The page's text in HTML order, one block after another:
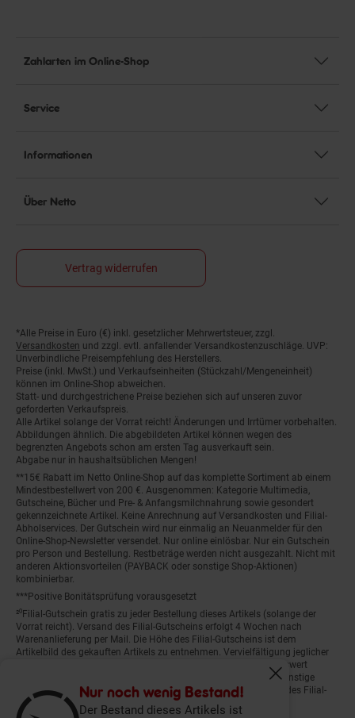
Nur noch wenig Bestand!
Der Bestand dieses Artikels ist
Fenster
Zahlarten im Online-Shop
Service
Informationen
Über Netto
Vertrag widerrufen
Fußnoten
*Alle Preise in Euro (€) inkl. gesetzlicher Mehrwertsteuer, zzgl.
Versandkosten und zzgl. evtl. anfallender Versandkostenzuschläge. UVP:
Unverbindliche Preisempfehlung des Herstellers.
Preise (inkl. MwSt.) und Verkaufseinheiten (Stückzahl/Mengeneinheit)
können im Online-Shop abweichen.
Statt- und durchgestrichene Preise beziehen sich auf unseren zuvor
geforderten Verkaufspreis.
Alle Artikel solange der Vorrat reicht! Änderungen und Irrtümer vorbehalten.
Abbildungen ähnlich. Die abgebildeten Artikel können wegen des
begrenzten Angebots schon am ersten Tag ausverkauft sein.
Abgabe nur in haushaltsüblichen Mengen!
**15€ Rabatt im Netto Online-Shop auf das komplette Sortiment ab einem
Mindestbestellwert von 200 €. Ausgenommen: Kategorie Multimedia,
Gutscheine, Bücher und Pre- & Anfangsmilchnahrung sowie gesondert
gekennzeichnete Artikel. Keine Anrechnung auf Versandkosten und Filial-
Abholservices. Der Gutschein wird nur einmalig an Neuanmelder für den
Online-Shop-Newsletter versendet. Nur online einlösbar. Nur ein Gutschein
pro Person und Bestellung. Restbeträge werden nicht ausgezahlt. Nicht mit
anderen Aktionsvorteilen (PAYBACK oder sonstige Shop-Aktionen)
kombinierbar.
***Positive Bonitätsprüfung vorausgesetzt
²⁰Filial-Gutschein gratis zu jeder Bestellung dieses Artikels (solange der
Vorrat reicht). Versand des Filial-Gutscheins erfolgt 4 Wochen nach
Warenanlieferung per Mail. Die Höhe des Filial-Gutscheins ist dem
Artikelbild des gekauften Artikels zu entnehmen. Vervielfältigung jeglicher
Art nicht gestattet. Der Filial-Gutschein ist ohne Mindesteinkaufswert
einlösbar. Nicht mit anderen Aktionsvorteilen (PAYBACK oder sonstige
Shop-Aktionen) kombinierbar. Der jeweilige Gültigkeitszeitraum des Filial-
Gutscheins ist darauf vermerkt.